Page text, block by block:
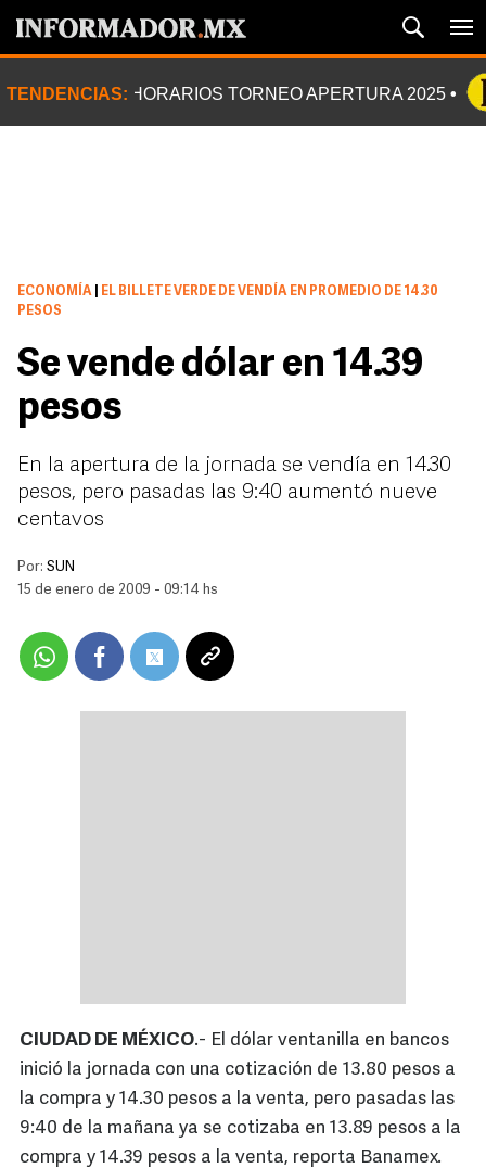
TENDENCIAS: HORARIOS TORNEO APERTURA 2025
ECONOMÍA
EL BILLETE VERDE DE VENDÍA EN PROMEDIO DE 14.30
PESOS
Se vende dólar en 14.39
pesos
En la apertura de la jornada se vendía en 14.30
pesos, pero pasadas las 9:40 aumentó nueve
centavos
Por: SUN
15 de enero de 2009 - 09:14 hs
CIUDAD DE MÉXICO.- El dólar ventanilla en bancos
inició la jornada con una cotización de 13.80 pesos a
la compra y 14.30 pesos a la venta, pero pasadas las
9:40 de la mañana ya se cotizaba en 13.89 pesos a la
compra y 14.39 pesos a la venta, reporta Banamex.